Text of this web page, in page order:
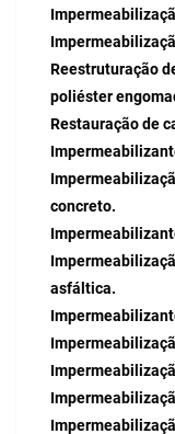
Reestruturação
poliéster
Restauração de
concreto.
asfáltica.